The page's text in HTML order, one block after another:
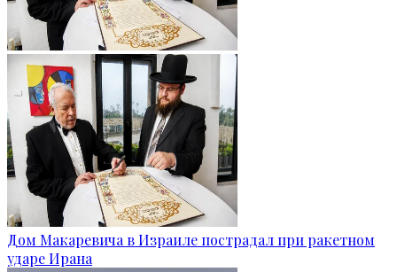
Дом Макаревича в Израиле пострадал при ракетном
ударе Ирана